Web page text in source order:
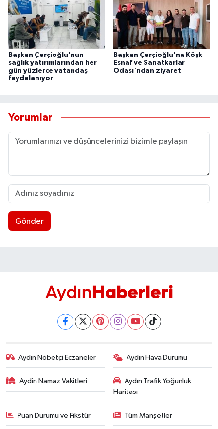
Başkan Çerçioğlu'nun
sağlık yatırımlarından her
gün yüzlerce vatandaş
faydalanıyor
Başkan Çerçioğlu'na Köşk
Esnaf ve Sanatkarlar
Odası'ndan ziyaret
Yorumlar
Gönder
Aydın Nöbetçi Eczaneler Aydın Hava Durumu
Aydin Namaz Vakitleri
Aydın Trafik Yoğunluk
Haritası
Puan Durumu ve Fikstür Tüm Manşetler